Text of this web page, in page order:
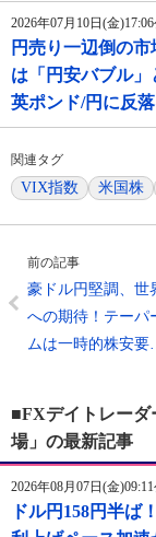
2026年07月10日(金
円売り一辺倒の
は「円安バブル
英ポンド/円に反
関連タグ
VIX指数 米国株
前の記事
豪ドル円堅調、世
への期待！テーパ
ムは一時的株安
■FXデイトレーダ
場」の最新記事
2026年08月07日(金
ドル円158円半